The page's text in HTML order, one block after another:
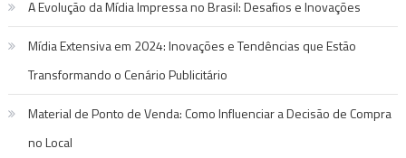
A Evolução da Mídia Impressa no Brasil: Desafios e Inovações
Mídia Extensiva em 2024: Inovações e Tendências que Estão
Transformando o Cenário Publicitário
Material de Ponto de Venda: Como Influenciar a Decisão de Compra
no Local